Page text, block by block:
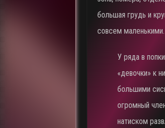
большая грудь и
совсем маленькими.
У ряда в
«девочки» к
большими
огромный
натиском